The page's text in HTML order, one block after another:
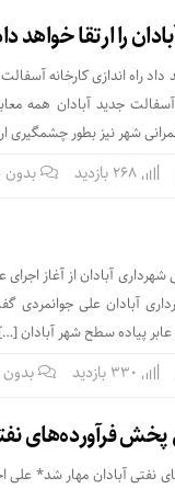
را ارتقا خواهد
راه اندازی کارخانه
آسفالت جدید آبادان همه
شهر نیز بطور چشمگیری
بدون
شهرداری آبادان از آغاز
آبادان علی
پیاده سطح شهر آبادان […]
بدون
فرآورده‌های
آبادان مهار شد* علی